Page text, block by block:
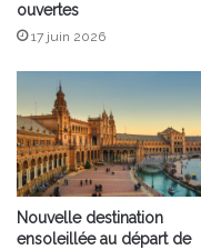
ouvertes
17 juin 2026
Nouvelle destination
ensoleillée au départ de